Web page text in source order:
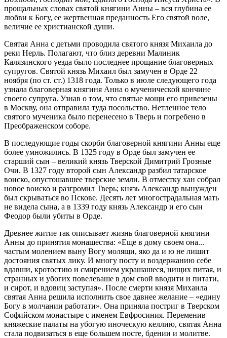
прощальных словах святой княгини Анны – вся глубина ее
любви к Богу, ее жертвенная преданность Его святой воле,
величие ее христианской души.
Святая Анна с детьми проводила святого князя Михаила до
реки Нерль. Полагают, что близ деревни Малиник
Калязинского уезда было последнее прощание благоверных
супругов. Святой князь Михаил был замучен в Орде 22
ноября (по ст. ст.) 1318 года. Только в июле следующего года
узнала благоверная княгиня Анна о мученической кончине
своего супруга. Узнав о том, что святые мощи его привезены
в Москву, она отправила туда посольство. Нетленное тело
святого мученика было перенесено в Тверь и погребено в
Преображенском соборе.
В последующие годы скорби благоверной княгини Анны еще
более умножились. В 1325 году в Орде был замучен ее
старший сын – великий князь Тверской Димитрий Грозные
Очи. В 1327 году второй сын Александр разбил татарское
воиско, опустошавшее тверские земли. В отместку хан собрал
новое воиско и разгромил Тверь; князь Александр вынужден
был скрываться во Пскове. Десять лет многострадальная мать
не видела сына, а в 1339 году князь Александр и его сын
Феодор были убиты в Орде.
Древнее житие так описывает жизнь благоверной княгини
Анны до принятия монашества: «Еще в дому своем она...
частым молением выну Вогу молящи, яко да и ю не лишит
достояния святых лику. И многу посту и воздержанию себе
вдавши, кротостию и смирением украшашеся, нищих питая, и
странных и убогих повелеваше в дом свой вводити и питати,
и сирот, и вдовиц заступая». После смерти князя Михаила
святая Анна решила исполнить свое давнее желание – «едину
Богу в молчании работати». Она приняла постриг в Тверском
Софийском монастыре с именем Евфросиния. Переменив
княжеские палаты на убогую иноческую келлию, святая Анна
стала подвизаться в еще большем посте, бдении и молитве.